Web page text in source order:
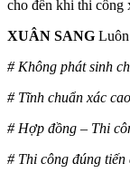
cho đến khi thi công
XUÂN SANG
# Không phát sinh
# Tĩnh chuẩn xác
# Hợp đồng – Thi
# Thi công đúng tiến